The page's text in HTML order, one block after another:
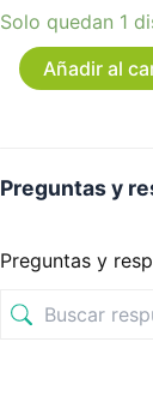
Solo quedan 1
Añadir al
Preguntas y
Preguntas y